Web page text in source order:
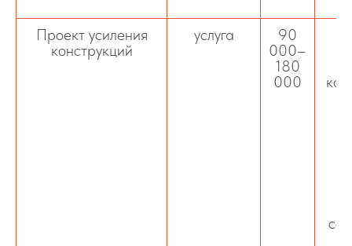
Проект усиления
конструкций
услуга
90
000–
180
000